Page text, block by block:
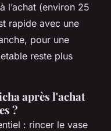
l’achat (environ 25
rapide avec une
pour une
reste plus
après l'achat
?
: rincer le vase